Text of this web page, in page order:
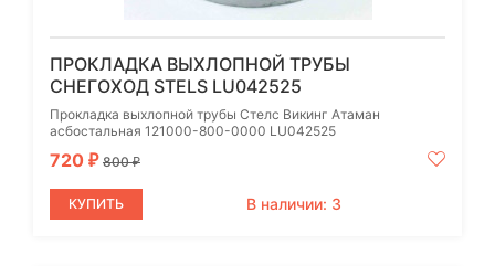
ПРОКЛАДКА ВЫХЛОПНОЙ ТРУБЫ
СНЕГОХОД STELS LU042525
Прокладка выхлопной трубы Стелс Викинг Атаман
асбостальная 121000-800-0000 LU042525
720 ₽ 800₽
КУПИТЬ В наличии: 3